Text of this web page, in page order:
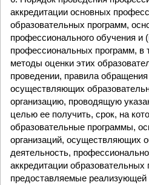
аккредитации основных
образовательных программ,
профессионального обучения и
профессиональных программ,
методы оценки этих
проведении, правила обращения
осуществляющих
организацию, проводящую
целью ее получить, срок, на
образовательные программы,
организаций, осуществляющих
деятельность,
аккредитации образовательных
предоставляемые реализующей